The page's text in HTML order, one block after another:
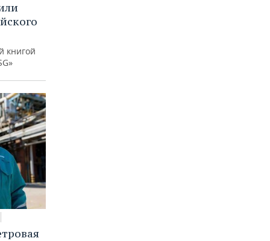
книгой